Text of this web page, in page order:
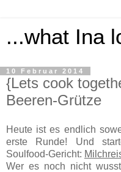
...what Ina
10 Februar 2014
{Lets cook
Beeren-Grütze
Heute ist es endlich
erste Runde! Und
Soulfood-Gericht:
Wer es noch nicht